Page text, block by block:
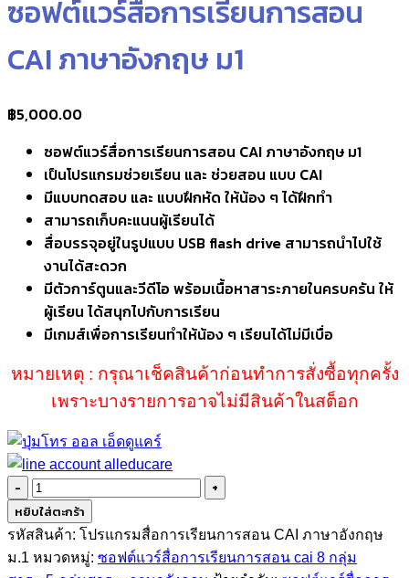
ซอฟต์แวร์สื่อการเรียนการสอน
CAI ภาษาอังกฤษ ม1
฿5,000.00
ซอฟต์แวร์สื่อการเรียนการสอน CAI ภาษาอังกฤษ ม1
เป็นโปรแกรมช่วยเรียน และ ช่วยสอน แบบ CAI
มีแบบทดสอบ และ แบบฝึกหัด ให้น้อง ๆ ได้ฝึกทำ
สามารถเก็บคะแนนผู้เรียนได้
สื่อบรรจุอยู่ในรูปแบบ USB flash drive สามารถนำไปใช้
งานได้สะดวก
มีตัวการ์ตูนและวีดีโอ พร้อมเนื้อหาสาระภายในครบครัน ให้
ผู้เรียน ได้สนุกไปกับการเรียน
มีเกมส์เพื่อการเรียนทำให้น้อง ๆ เรียนได้ไม่มีเบื่อ
หมายเหตุ : กรุณาเช็คสินค้าก่อนทำการสั่งซื้อทุกครั้ง
เพราะบางรายการอาจไม่มีสินค้าในสต็อก
จำนวน
ซอฟต์แวร์
สื่อ
การ
หยิบใส่ตะกร้า
รหัสสินค้า: โปรแกรมสื่อการเรียนการสอน CAI ภาษาอังกฤษ
ม.1 หมวดหมู่: ซอฟต์แวร์สื่อการเรียนการสอน cai 8 กลุ่ม